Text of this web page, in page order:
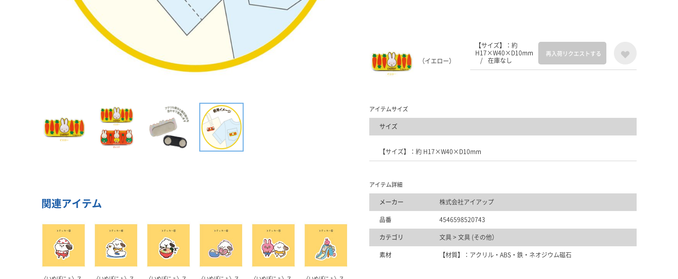
（イエロー）
【サイズ】：約
H17×W40×D10mm
/
在庫なし
再入荷リクエストする
アイテムサイズ
サイズ
【サイズ】：約 H17×W40×D10mm
アイテム詳細
メーカー 株式会社アイアップ
品番 4546598520743
カテゴリ 文具 > 文具 (その他）
素材 【材質】：アクリル・ABS・鉄・ネオジウム磁石
関連アイテム